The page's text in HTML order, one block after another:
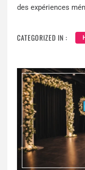
des expériences
CATEGORIZED IN :